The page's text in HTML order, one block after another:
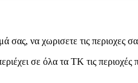
σας, να χωρισετε τις περιοχες
σε όλα τα ΤΚ τις περιοχές